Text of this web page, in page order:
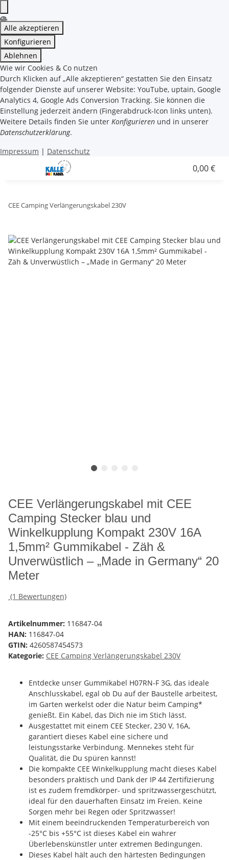
Alle akzeptieren
Konfigurieren
Ablehnen
Wie wir Cookies & Co nutzen
Durch Klicken auf „Alle akzeptieren“ gestatten Sie den Einsatz
folgender Dienste auf unserer Website: YouTube, uptain, Google
Analytics 4, Google Ads Conversion Tracking. Sie können die
Einstellung jederzeit ändern (Fingerabdruck-Icon links unten).
Weitere Details finden Sie unter Konfigurieren und in unserer
Datenschutzerklärung.
Impressum | Datenschutz
0,00 €
CEE Camping Verlängerungskabel 230V
CEE Verlängerungskabel mit CEE
Camping Stecker blau und
Winkelkupplung Kompakt 230V 16A
1,5mm² Gummikabel - Zäh &
Unverwüstlich – „Made in Germany“ 20
Meter
(1 Bewertungen)
Artikelnummer: 116847-04
HAN: 116847-04
GTIN: 4260587454573
Kategorie: CEE Camping Verlängerungskabel 230V
Entdecke unser Gummikabel H07RN-F 3G, das ideale
Anschlusskabel, egal ob Du auf der Baustelle arbeitest,
im Garten werkelst oder die Natur beim Camping*
genießt. Ein Kabel, das Dich nie im Stich lässt.
Ausgestattet mit einem CEE Stecker, 230 V, 16A,
garantiert dieses Kabel eine sichere und
leistungsstarke Verbindung. Mennekes steht für
Qualität, die Du spüren kannst!
Die kompakte CEE Winkelkupplung macht dieses Kabel
besonders praktisch und Dank der IP 44 Zertifizierung
ist es zudem fremdkörper- und spritzwassergeschützt,
ideal für den dauerhaften Einsatz im Freien. Keine
Sorgen mehr bei Regen oder Spritzwasser!
Mit einem beeindruckenden Temperaturbereich von
-25°C bis +55°C ist dieses Kabel ein wahrer
Überlebenskünstler unter extremen Bedingungen.
Dieses Kabel hält auch den härtesten Bedingungen